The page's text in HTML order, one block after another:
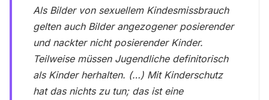
Als Bilder von sexuellem Kindesmissbrauch
gelten auch Bilder angezogener posierender
und nackter nicht posierender Kinder.
Teilweise müssen Jugendliche definitorisch
als Kinder herhalten. (…) Mit Kinderschutz
hat das nichts zu tun; das ist eine